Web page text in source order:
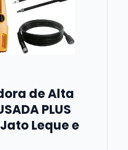
de Alta
PLUS
Leque e